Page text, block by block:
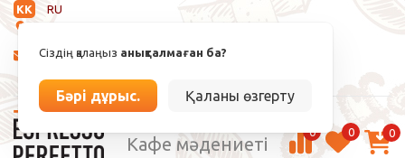
KK
RU
Сіздің қалаңыз анықталмаған ба?
Бәрі дұрыс. Қаланы өзгерту
info@espressoperfetto.kz
Кафе мәдениеті
0 0 0